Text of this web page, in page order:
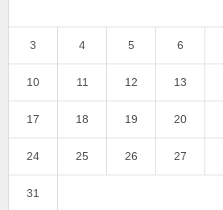
3 4 5 6
10 11 12 13
17 18 19 20
24 25 26 27
31